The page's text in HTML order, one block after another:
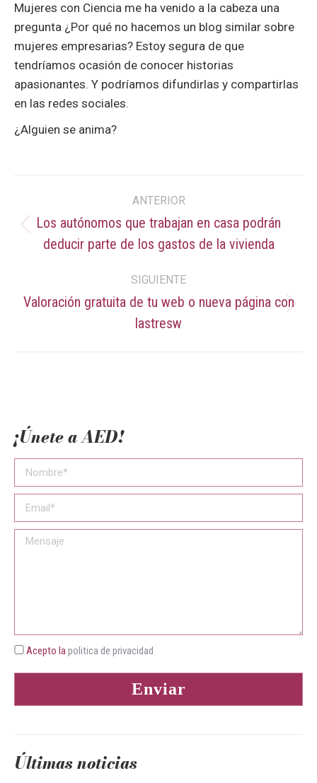
Mujeres con Ciencia me ha venido a la cabeza una
pregunta ¿Por qué no hacemos un blog similar sobre
mujeres empresarias? Estoy segura de que
tendríamos ocasión de conocer historias
apasionantes. Y podríamos difundirlas y compartirlas
en las redes sociales.
¿Alguien se anima?
entre
publicaciones
ANTERIOR
Publicación
anterior:
Los autónomos que trabajan en casa podrán
deducir parte de los gastos de la vivienda
SIGUIENTE
siguiente:
Valoración gratuita de tu web o nueva página con
lastresw
¡Únete a AED!
Acepto lapolitica de privacidad
Últimas noticias